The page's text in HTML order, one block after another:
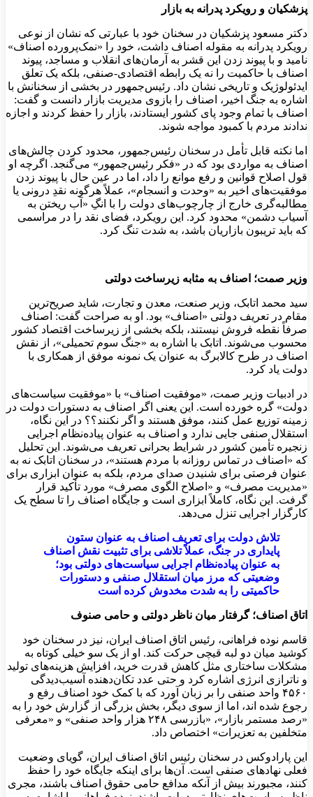
پزشکیان و رویکرد پدرانه به بازار
دکتر مسعود پزشکیان در سخنان خود با عبارتی که نشان از نوعی
رویکرد پدرانه به مقوله اصناف داشت، خود را «نمک‌پرورده اصناف»
نامید و با پیوند زدن این قشر به آرمان‌های انقلاب و مساجد، پیوند
اصناف با حاکمیت را نه یک رابطه اقتصادی-صنفی، بلکه یک تعلق
ایدئولوژیک و تاریخی نشان داد. رئیس‌جمهور در بخشی از سخنانش با
اشاره به جنگ اخیر، اصناف را بازوی مدیریت بازار دانست و گفت:
اصناف با تمام وجود پای کشور ایستادند، بازار را حفظ کردند و اجازه
ندادند مردم با کمبود مواجه شوند.
اما نکته قابل تأمل در سخنان رئیس‌جمهور، محدود کردن چالش‌های
اصناف به مواردی بود که در «فکر رئیس‌جمهور» می‌گنجد. اگرچه او
قول اصلاح قوانین و رفع موانع را داد، اما در عین حال با پیوند زدن
موفقیت‌های اخیر به «وحدت و انسجام»، عملاً هرگونه نقدِ درونی یا
مطالبه‌گری خارج از چارچوب‌های دولت را با انگِ «آب ریختن به
آسیاب دشمن» محدود کرد. این رویکرد، فضای نقد را در مراسمی
که باید تریبون بازاریان باشد، به شدت تنگ کرد.
وزیر صمت؛ اصناف به مثابه زیرساخت دولتی
سید محمد اتابک، وزیر صنعت، معدن و تجارت، شاید صریح‌ترین
مقام در تعریف دولتی «اصناف» بود. او به صراحت گفت: اصناف
صرفاً نقطه فروش نیستند، بلکه بخشی از زیرساخت اقتصاد کشور
محسوب می‌شوند. اتابک با اشاره به «جنگ سوم تحمیلی»، از نقش
اصناف در طرح کالابرگ به عنوان یک نمونه موفق از همکاری با
دولت یاد کرد.
در ادبیات وزیر صمت، «موفقیت اصناف» با «موفقیت سیاست‌های
دولت» گره خورده است. این یعنی اگر اصناف به دستورات دولت در
زمینه توزیع عمل کنند، موفق هستند و اگر نکنند؟؟ در این نگاه،
استقلال صنفی جایی ندارد و اصناف به عنوان پیاده‌نظام اجرایی
زنجیره تأمین کشور در شرایط بحرانی تعریف می‌شوند. این تحلیل
که «اصناف در تماس روزانه با مردم هستند»، در سخنان اتابک نه به
عنوان فرصتی برای شنیدن صدای مردم، بلکه به عنوان ابزاری برای
«مدیریت مصرف» و «اصلاح الگوی مصرف» مورد تأکید قرار
گرفت. این نگاه، کاملاً ابزاری است و جایگاه اصناف را تا سطح یک
کارگزار اجرایی تنزل می‌دهد.
تلاش دولت برای تعریف اصناف به عنوان ستون
پایداری در جنگ، عملاً تلاشی برای تثبیت نقش اصناف
به عنوان پیاده‌نظام اجرایی سیاست‌های دولتی بود؛
وضعیتی که مرز میان استقلال صنفی و دستورات
حاکمیتی را به شدت مخدوش کرده است
اتاق اصناف؛ گرفتار میان ناظر دولتی و حامی صنوف
قاسم نوده فراهانی، رئیس اتاق اصناف ایران، نیز در سخنان خود
کوشید میان دو لبه قیچی حرکت کند. او از یک سو خیلی کوتاه به
مشکلات ساختاری مثل کاهش قدرت خرید، افزایش هزینه‌های تولید
و ناترازی انرژی اشاره کرد و حتی عدد تکان‌دهنده آسیب‌دیدگی
۴۵۶۰ واحد صنفی را بر زبان آورد که با کمک خود اصناف رفع و
رجوع شده اند، اما از سوی دیگر، بخش بزرگی از گزارش خود را به
«رصد مستمر بازار»، «بازرسی ۲۴۸ هزار واحد صنفی» و «معرفی
متخلفین به تعزیرات» اختصاص داد.
این پارادوکس در سخنان رئیس اتاق اصناف ایران، گویای وضعیت
فعلی نهادهای صنفی است. آن‌ها برای اینکه جایگاه خود را حفظ
کنند، مجبورند بیش از آنکه مدافع حامی حقوق اصناف باشند، مجری